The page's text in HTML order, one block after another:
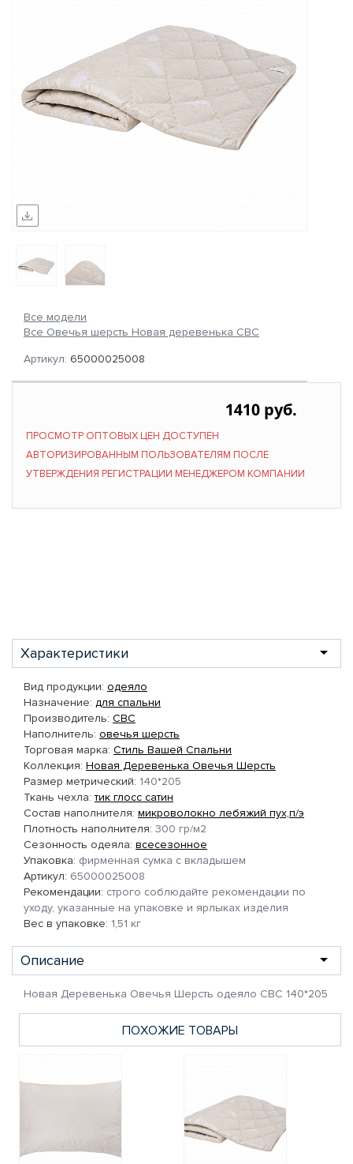
Все модели
Все Овечья шерсть Новая деревенька СВС
Артикул: 65000025008
1410 руб.
ПРОСМОТР ОПТОВЫХ ЦЕН ДОСТУПЕН
АВТОРИЗИРОВАННЫМ ПОЛЬЗОВАТЕЛЯМ ПОСЛЕ
УТВЕРЖДЕНИЯ РЕГИСТРАЦИИ МЕНЕДЖЕРОМ КОМПАНИИ
Характеристики
Вид продукции: одеяло
Назначение: для спальни
Производитель: СВС
Наполнитель: овечья шерсть
Торговая марка: Стиль Вашей Спальни
Коллекция: Новая Деревенька Овечья Шерсть
Размер метрический: 140*205
Ткань чехла: тик глосс сатин
Состав наполнителя: микроволокно лебяжий пух,п/э
Плотность наполнителя: 300 гр/м2
Сезонность одеяла: всесезонное
Упаковка: фирменная сумка с вкладышем
Артикул: 65000025008
Рекомендации: строго соблюдайте рекомендации по
уходу, указанные на упаковке и ярлыках изделия
Вес в упаковке: 1,51 кг
Описание
Новая Деревенька Овечья Шерсть одеяло СВС 140*205
ПОХОЖИЕ ТОВАРЫ